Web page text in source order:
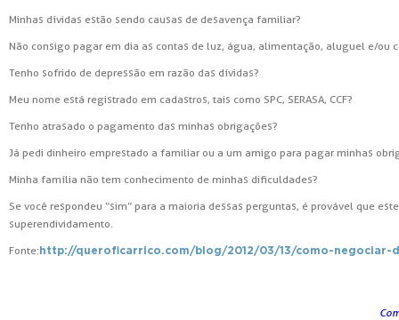
Minhas dívidas estão sendo causas de desavença familiar?
Não consigo pagar em dia as contas de luz, água, alimentação, aluguel e/ou
Tenho sofrido de depressão em razão das dívidas?
Meu nome está registrado em cadastros, tais como SPC, SERASA, CCF?
Tenho atrasado o pagamento das minhas obrigações?
Já pedi dinheiro emprestado a familiar ou a um amigo para pagar minhas
Minha família não tem conhecimento de minhas dificuldades?
Se você respondeu “sim” para a maioria dessas perguntas, é provável que
superendividamento.
Fonte: http://queroficarrico.com/blog/2012/03/13/como-negociar-